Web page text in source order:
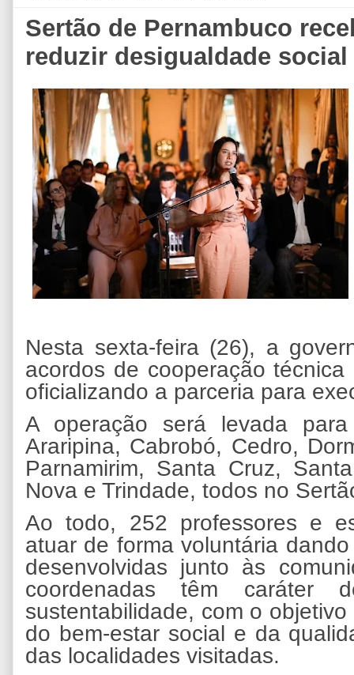
Sertão de Pernambuco
reduzir desigualdade social
Nesta sexta-feira (26), a
acordos de cooperação
oficializando a parceria para
A operação será levada
Araripina, Cabrobó, Cedro,
Parnamirim, Santa Cruz,
Nova e Trindade, todos no
Ao todo, 252 professores e
atuar de forma voluntária
desenvolvidas junto às
coordenadas têm
sustentabilidade, com o
do bem-estar social e da
das localidades visitadas.